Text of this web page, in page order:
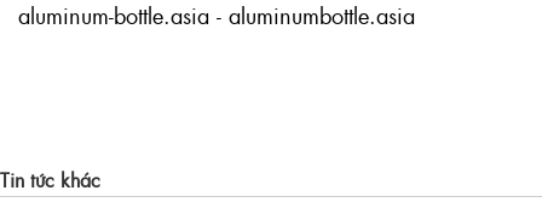
aluminum-bottle.asia - aluminumbottle.asia
Tin tức khác